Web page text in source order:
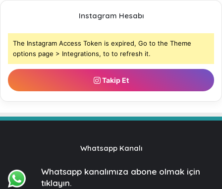
Instagram Hesabı
The Instagram Access Token is expired, Go to the Theme
options page > Integrations, to to refresh it.
Takip Et
Whatsapp Kanalı
Whatsapp kanalımıza abone olmak için
tıklayın.